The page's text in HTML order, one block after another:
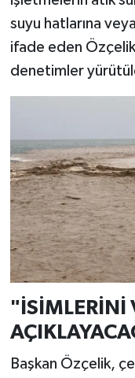
suyu hatlarına
ifade eden
denetimler
"İSİMLERİNİ
Başkan Özçelik,